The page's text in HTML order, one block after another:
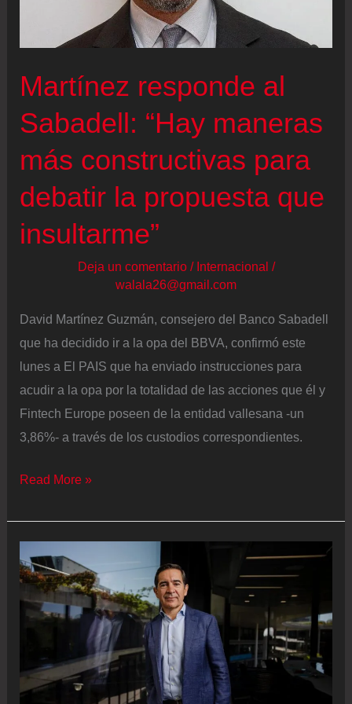
segunda
Martínez responde al
Sabadell: “Hay maneras
más constructivas para
debatir la propuesta que
insultarme”
Deja un comentario / Internacional /
walala26@gmail.com
David Martínez Guzmán, consejero del Banco Sabadell
que ha decidido ir a la opa del BBVA, confirmó este
lunes a El PAIS que ha enviado instrucciones para
acudir a la opa por la totalidad de las acciones que él y
Fintech Europe poseen de la entidad vallesana -un
3,86%- a través de los custodios correspondientes.
Martínez
al
“Hay
maneras
más
constructivas
para
debatir
Read More »